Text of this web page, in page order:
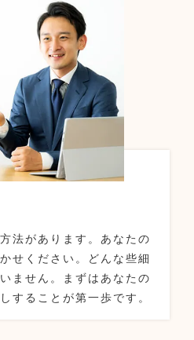
法があります。あなたの
せください。
どんな些細
ません。まずはあなたの
することが第一歩です。